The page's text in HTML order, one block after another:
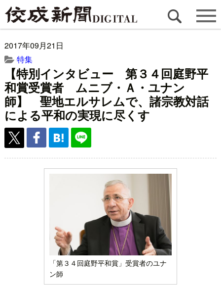
2017年09月21日
特集
【特別インタビュー 第３４回庭野平
和賞受賞者 ムニブ・Ａ・ユナン
師】 聖地エルサレムで、諸宗教対話
による平和の実現に尽くす
「第３４回庭野平和賞」受賞者のユナ
ン師